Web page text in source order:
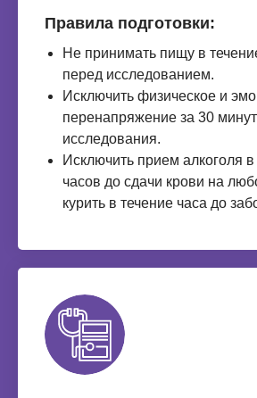
Правила подготовки:
Не принимать пищу в
перед исследованием.
Исключить физическое и
перенапряжение за 30
исследования.
Исключить прием алкоголя в
часов до сдачи крови на
курить в течение часа до